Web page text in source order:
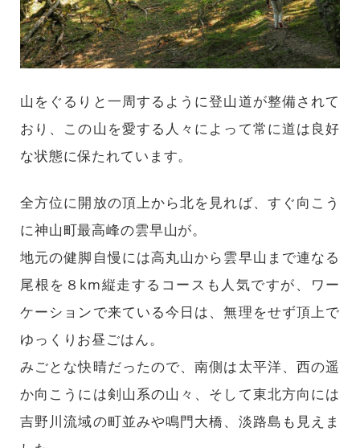
山をぐるりと一周するように登山道が整備されて
おり、この山を愛する人々によって常に道は良好
な状態に保たれています。
全方位に開放の頂上から北を見れば、すぐ向こう
に神山町最高峰の雲早山が。
地元の健脚自慢には高丸山から雲早山まで連なる
尾根を８km縦走するコースも人気ですが、ワー
ケーションで来ている今日は、無理をせず頂上で
ゆっくりお昼ごはん。
みごとな快晴だったので、南側は太平洋、西の遥
か向こうには剣山系の山々、そして東北方向には
吉野川流域の町並みや鳴門大橋、淡路島も見えま